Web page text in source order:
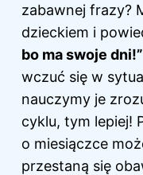
zabawnej frazy?
dzieckiem i
bo ma swoje dni!”
wczuć się w
nauczymy je
cyklu, tym lepiej!
o miesiączce
przestaną się